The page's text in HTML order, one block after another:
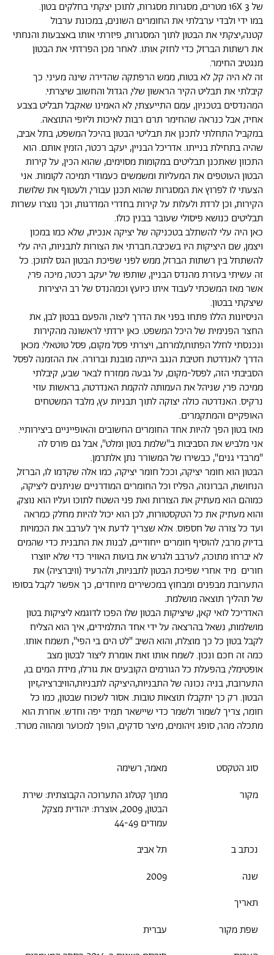
סוג הטקסט
מאמר, רשימה
מקור
מתוך קטלוג התערוכה הקבוצתית: שירת
הבטון, 2009, אוצרת: יהודית מצקל,
עמודים 44-49
נכתב ב
תל אביב
שנה
2009
תאריך
שפת מקור
עברית
של 16X 3 מטרים, מסגרות מסגרות, לתוכן יצקתי בחלקים בטון.
במו ידי ולבדי ערבלתי את החומרים השונים, במכונת ערבול
קטנה,יצקתי את הבטון לתוך המסגרות, פיזרתי אותו באצבעות והנחתי
את רשתות הברזל, כדי לחזק אותו. לאחר מכן הפרדתי את הבטון
מנגטיב החימר.
זה לא היה קל, לא בטוח, ממש הרפתקה שהדירה שינה מעיני. כך
קיבלתי את תבליט הקיר הראשון שלי, הגדול והחשוב שיצרתי.
המהנדסים בטכניון, עמם התייעצתי, לא האמינו שאקבל תבליט בצבע
אחיד, אבל כנראה שהחימר תרם רבות לאיכות וליופי התוצאה.
במקביל התחלתי לתכנן את תבליטי הבטון בהיכל המשפט, בתל אביב,
שהיה בתחילת בנייתו. אדריכל הבניין, יעקב רכטר, הזמין אותם. הוא
התכוון שאתכנן תבליטים במקומות מסוימים, שהוא הכין, על קירות
הבטון העוטפים את המעליות ומשמשים כעמודי תמיכה לקומות. אני
הצעתי לו לפרוץ את המסגרות שהוא תכנן עבורי, ולעטוף את שלושת
הקירות, וכן לרדת ולעלות על קירות בחדרי המדרגות, וכך נוצרו עשרות
תבליטים כנושא פיסולי שעובר בבנין כולו.
כאן היה עלי להשתלב בטכניקה של יציקה אנכית, שלא כמו במכון
ויצמן, שם היציקות היו בשכיבה.חברתי את הצורות לתבניות, היה עלי
להשתחל בין רשתות הברזל, ממש לפני שפיכת הבטון הגס לתוכן. כל
זה עשיתי בעזרת מהנדס הבניין, שותפו של יעקב רכטר, מיכה פרי,
אשר מאז המשכתי לעבוד איתו כיועץ וכמהנדס של רב היצירות
שיצקתי בבטון.
הניסיונות הללו פתחו בפני את הדרך ליצור, והפעם בבטון לבן, את
החצר הפנימית של היכל המשפט. כאן ירדתי לראשונה מהקירות
ונכנסתי לחלל הפתוח,למרחב, ויצרתי פסל מקום, פסל טוטאלי. מכאן
הדרך לאנדרטת חטיבת הנגב הייתה מובנת וברורה. את ההזמנה לפסל
הסביבתי הזה, לפסל-מקום, על גבעה ממזרח לבאר שבע, קיבלתי
ממיכה פרי, שניהל את העמותה להקמת האנדרטה, בראשות עוזי
נרקיס. האנדרטה כולה יצוקה לתוך תבניות עץ, מלבד המשטחים
האופקיים והמתקמרים.
מאז בטון הפך להיות אחד החומרים החשובים והאופייניים ביצירותיי.
אני מלביש את הסביבות ב"שלמת בטון ומלט", אבל גם פורס לה
"מרבדי גנים", כבשירו של המשורר נתן אלתרמן.
הבטון הוא חומר יציקה, וככל חומר יציקה, כמו אלה שקדמו לו, הברזל,
הנחושת, הברונזה, הפליז וכל החומרים המודרניים שניתנים ליציקה,
כמוהם הוא מעתיק את הצורות ואת פני השטח לתוכו ועליו הוא נוצק,
והוא מעתיק את כל הטקסטורות, לכן הוא יכול להיות מחלק כמראה
ועד כל צורה של חספוס. אלא שצריך לדעת איך לערבב את הכמויות
בדיוק מרבי, להוסיף חומרים ייחודיים, לבנות את התבנית כדי שהמים
לא יברחו מתוכה, לערבב ולגרש את בועות האוויר כדי שלא יווצרו
חורים מיד אחרי שפיכת הבטון לתבניות, ולהרעיד (וויברציה) את
התערובת מבפנים ומבחוץ במכשירים מיוחדים, כך אפשר לקבל בסופו
של תהליך תוצאה מושלמת.
האדריכל לואי קאן, שיציקות הבטון שלו הפכו לדוגמא ליציקות בטון
מושלמות, נשאל בהרצאה על ידי אחד התלמידים, איך הוא הצליח
לקבל בטון כל כך מוצלח, והוא השיב "לט הים בי הפי", תשמח אותו.
כמה זה חכם ונכון. לשמח אותו זאת אומרת ליצור לבטון מצב
אופטימלי, בהפעלת כל הגורמים הקובעים את גורלו, מידת המים בו,
התערובת, בניה נכונה של התבניות,היציקה לתבניות,הוויברציה,זיון
הבטון. רק כך יתקבלו תוצאות טובות. אסור לשכוח שבטון, כמו כל
חומר, צריך לשמור ולשמר כדי שיישאר תמיד יפה וחדש. אחרת הוא
מתכלה מהר, סופג זיהומים, מיצר סדקים, הופך למכוער ומהווה מטרד.